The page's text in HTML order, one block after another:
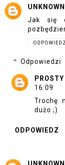
UNKNOWN
Jak się
ODPOWIEDZ
Odpowiedzi
16:09
Trochę
dużo ;)
ODPOWIEDZ
UNKNOWN